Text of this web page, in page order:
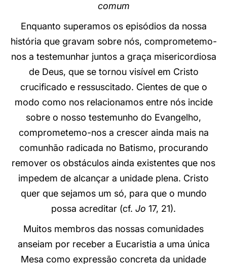
comum
Enquanto superamos os episódios da nossa
história que gravam sobre nós, comprometemo-
nos a testemunhar juntos a graça misericordiosa
de Deus, que se tornou visível em Cristo
crucificado e ressuscitado. Cientes de que o
modo como nos relacionamos entre nós incide
sobre o nosso testemunho do Evangelho,
comprometemo-nos a crescer ainda mais na
comunhão radicada no Batismo, procurando
remover os obstáculos ainda existentes que nos
impedem de alcançar a unidade plena. Cristo
quer que sejamos um só, para que o mundo
possa acreditar (cf. Jo 17, 21).
Muitos membros das nossas comunidades
anseiam por receber a Eucaristia a uma única
Mesa como expressão concreta da unidade